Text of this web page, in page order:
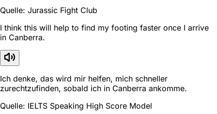
Quelle: Jurassic Fight Club
I think this will help to find my footing faster once I arrive
in Canberra.
Ich denke, das wird mir helfen, mich schneller
zurechtzufinden, sobald ich in Canberra ankomme.
Quelle: IELTS Speaking High Score Model